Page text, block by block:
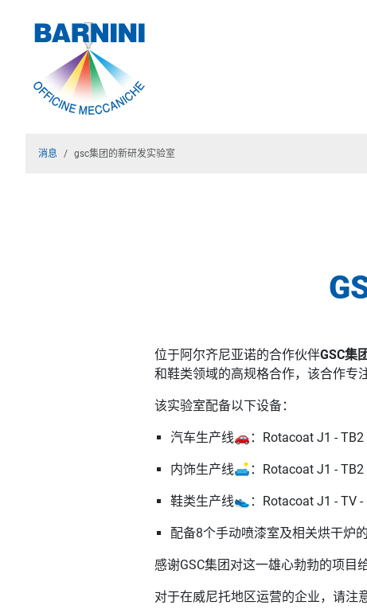
消息 gsc集团的新研发实验室
位于阿尔齐尼亚诺的合作伙伴GSC集
和鞋类领域的高规格合作，该合作专
该实验室配备以下设备：
汽车生产线🚗：Rotacoat J1 - TB2
内饰生产线🛋️：Rotacoat J1 - TB2
鞋类生产线👟：Rotacoat J1 - TV -
配备8个手动喷漆室及相关烘干炉的
感谢GSC集团对这一雄心勃勃的项目
对于在威尼托地区运营的企业，请注